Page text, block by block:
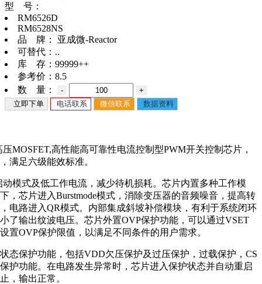
型 号：
RM6526D
RM6528NS
品 牌：
亚成微-Reactor
可替代： ..
库 存： 99999++
参考价： 8.5
数 量：
-
+
立即下单
电话联系 微信联系 数据资料
MOSFET,高性能高可靠性电流控制型PWM开关控制芯片，
满足六级能效标准。
动模式及低工作电流，减少待机损耗。芯片内置多种工作模
，芯片进入Burstmode模式，消除变压器的音频噪音，提高转
电路进入QR模式。内部集成斜坡补偿模块，有利于系统闭环
了输出纹波电压。芯片外置OVP保护功能，可以通过VSET
置OVP保护限值，以满足不同条件的用户需求。
态保护功能，包括VDD欠压保护及过压保护，过载保护，CS
护功能。在电路发生异常时，芯片进入保护状态并自动重启
，输出正常。